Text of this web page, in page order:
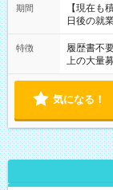
たくない」
の方へ 今
の勤務時
期間
【現在
日後の就
特徴 履歴書不
上の大量
気になる！